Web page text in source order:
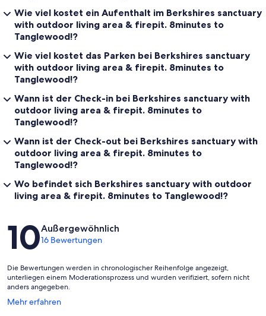
Wie viel kostet ein Aufenthalt im Berkshires sanctuary
with outdoor living area & firepit. 8minutes to
Tanglewood!?
Wie viel kostet das Parken bei Berkshires sanctuary
with outdoor living area & firepit. 8minutes to
Tanglewood!?
Wann ist der Check-in bei Berkshires sanctuary with
outdoor living area & firepit. 8minutes to
Tanglewood!?
Wann ist der Check-out bei Berkshires sanctuary with
outdoor living area & firepit. 8minutes to
Tanglewood!?
Wo befindet sich Berkshires sanctuary with outdoor
living area & firepit. 8minutes to Tanglewood!?
Bewertungen
10Außergewöhnlich
16 Bewertungen
Die Bewertungen werden in chronologischer Reihenfolge angezeigt,
unterliegen einem Moderationsprozess und wurden verifiziert, sofern nicht
anders angegeben.
Mehr erfahren
Wird